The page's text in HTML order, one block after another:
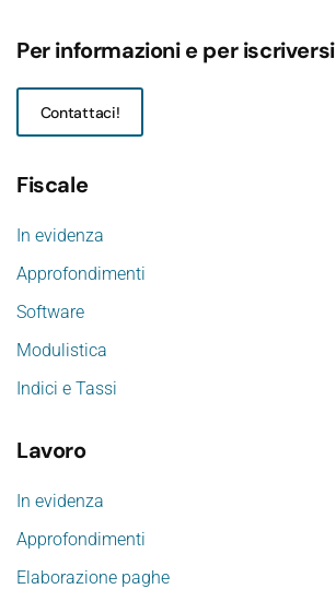
Per informazioni e per iscriversi
Contattaci!
Fiscale
In evidenza
Approfondimenti
Software
Modulistica
Indici e Tassi
Lavoro
In evidenza
Approfondimenti
Elaborazione paghe